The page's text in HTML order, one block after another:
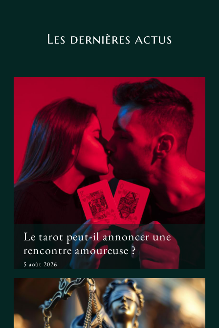
Les dernières actus
Le tarot peut-il annoncer une
rencontre amoureuse ?
Le tarot peut-il annoncer une
rencontre amoureuse ?
5 août 2026